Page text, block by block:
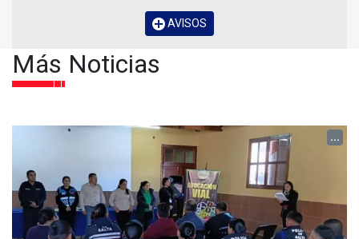
AVISOS
Más Noticias
...